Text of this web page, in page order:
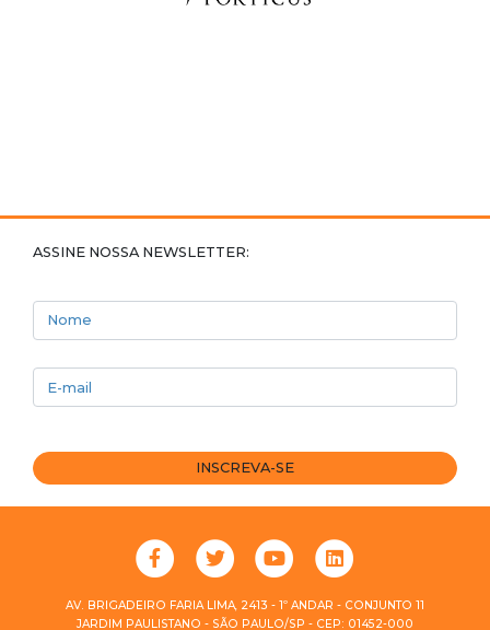
ASSINE NOSSA NEWSLETTER:
INSCREVA-SE
AV. BRIGADEIRO FARIA LIMA, 2413 - 1º ANDAR - CONJUNTO 11
JARDIM PAULISTANO - SÃO PAULO/SP - CEP: 01452-000